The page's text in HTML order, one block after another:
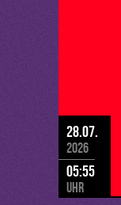
28.07.
2026
05:55
Uhr